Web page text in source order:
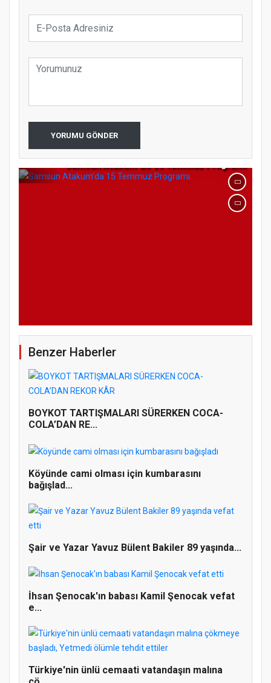
YORUMU GÖNDER
Doğanyol'da Temel Dini Bilgiler Sınavı
Benzer Haberler
BOYKOT TARTIŞMALARI SÜRERKEN COCA-
COLA’DAN RE...
Köyünde cami olması için kumbarasını
bağışlad...
Şair ve Yazar Yavuz Bülent Bakiler 89 yaşında...
İhsan Şenocak'ın babası Kamil Şenocak vefat
e...
Türkiye'nin ünlü cemaati vatandaşın malına